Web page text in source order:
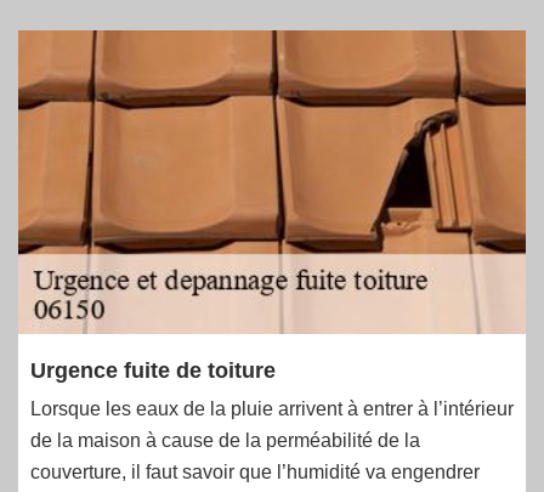
Urgence fuite de toiture
Lorsque les eaux de la pluie arrivent à entrer à l’intérieur
de la maison à cause de la perméabilité de la
couverture, il faut savoir que l’humidité va engendrer